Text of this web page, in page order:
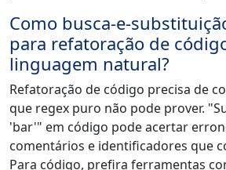
Como busca-e-
para refatoração de
linguagem natural?
Refatoração de código precisa de
que regex puro não pode prover.
'bar'" em código pode acertar
comentários e identificadores que
Para código, prefira ferramentas